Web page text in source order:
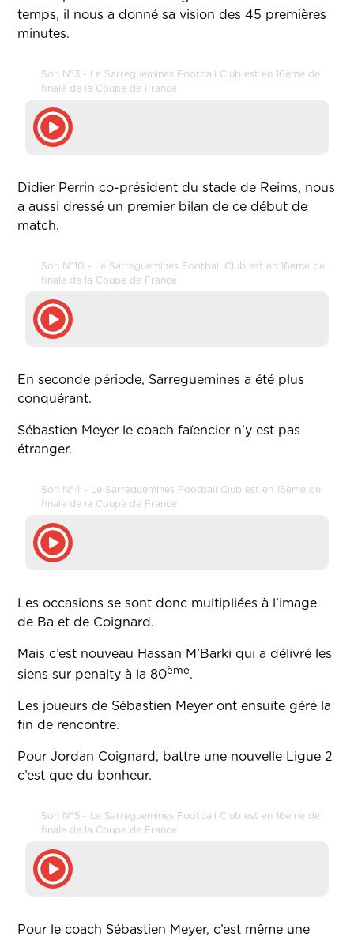
temps, il nous a donné sa vision des 45 premières
minutes.
Son N°3 - Le Sarreguemines Football Club est en 16ème de
finale de la Coupe de France
Didier Perrin co-président du stade de Reims, nous
a aussi dressé un premier bilan de ce début de
match.
Son N°10 - Le Sarreguemines Football Club est en 16ème de
finale de la Coupe de France
En seconde période, Sarreguemines a été plus
conquérant.
Sébastien Meyer le coach faïencier n’y est pas
étranger.
Son N°4 - Le Sarreguemines Football Club est en 16ème de
finale de la Coupe de France
Les occasions se sont donc multipliées à l’image
de Ba et de Coignard.
Mais c’est nouveau Hassan M’Barki qui a délivré les
siens sur penalty à la 80ème.
Les joueurs de Sébastien Meyer ont ensuite géré la
fin de rencontre.
Pour Jordan Coignard, battre une nouvelle Ligue 2
c’est que du bonheur.
Son N°5 - Le Sarreguemines Football Club est en 16ème de
finale de la Coupe de France
Pour le coach Sébastien Meyer, c’est même une